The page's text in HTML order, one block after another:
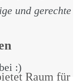
Raum für
und gerechte
:)